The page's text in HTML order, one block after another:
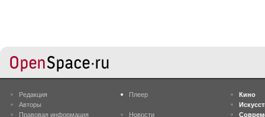
Редакция
Авторы
Правовая информация
Плеер
Новости
Кино